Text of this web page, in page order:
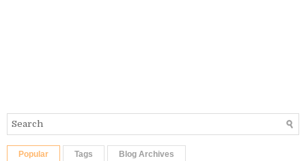
Popular Tags Blog Archives